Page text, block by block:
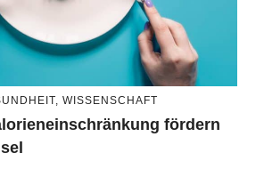
, WISSENSCHAFT
fördern